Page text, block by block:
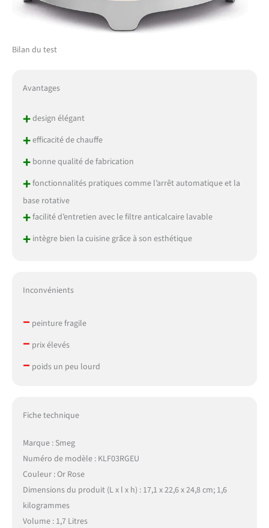
Bilan du test
Avantages
+design élégant
+efficacité de chauffe
+bonne qualité de fabrication
+fonctionnalités pratiques comme l’arrêt automatique et la
base rotative
+facilité d’entretien avec le filtre anticalcaire lavable
+intègre bien la cuisine grâce à son esthétique
Inconvénients
– peinture fragile
– prix élevés
– poids un peu lourd
Fiche technique
Marque : Smeg
Numéro de modèle : KLF03RGEU
Couleur : Or Rose
Dimensions du produit (L x l x h) : 17,1 x 22,6 x 24,8 cm; 1,6
kilogrammes
Volume : 1,7 Litres